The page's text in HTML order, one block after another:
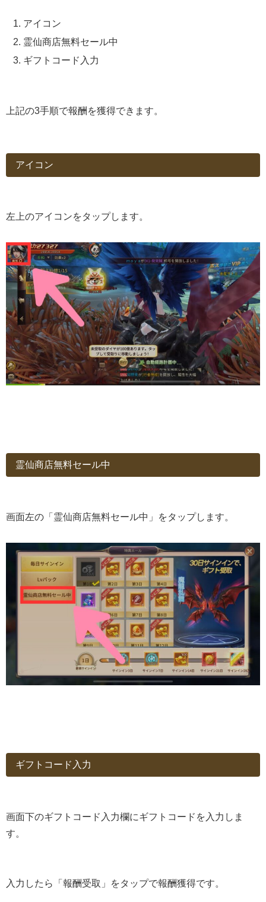
アイコン
霊仙商店無料セール中
ギフトコード入力
上記の3手順で報酬を獲得できます。
アイコン
左上のアイコンをタップします。
霊仙商店無料セール中
画面左の「霊仙商店無料セール中」をタップします。
ギフトコード入力
画面下のギフトコード入力欄にギフトコードを入力しま
す。
入力したら「報酬受取」をタップで報酬獲得です。